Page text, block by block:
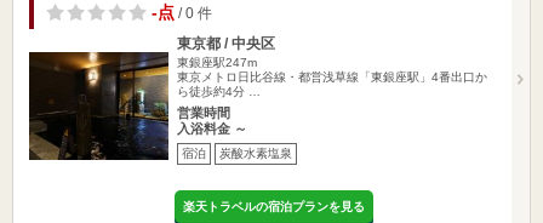
-点 / 0 件
東京都 / 中央区
東銀座駅247m
東京メトロ日比谷線・都営浅草線「東銀座駅」4番出口か
ら徒歩約4分 …
営業時間
入浴料金 ～
宿泊 炭酸水素塩泉
楽天トラベルの宿泊プランを見る